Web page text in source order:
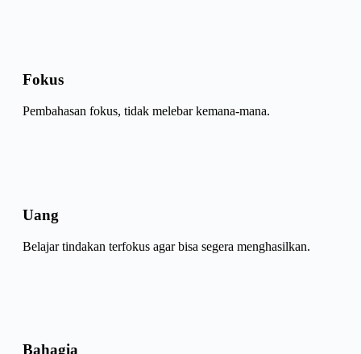
Fokus
Pembahasan fokus, tidak melebar kemana-mana.
Uang
Belajar tindakan terfokus agar bisa segera menghasilkan.
Bahagia